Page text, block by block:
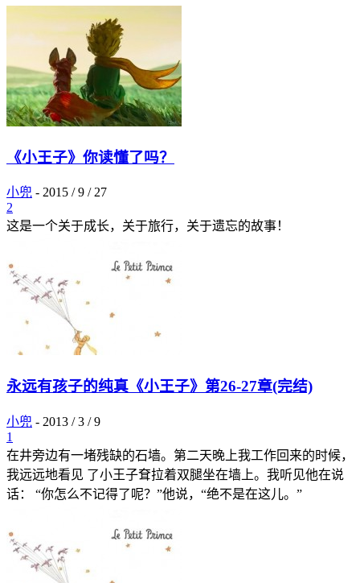
《小王子》你读懂了吗？
小兜 - 2015 / 9 / 27
2
这是一个关于成长，关于旅行，关于遗忘的故事！
永远有孩子的纯真《小王子》第26-27章(完结)
小兜 - 2013 / 3 / 9
1
在井旁边有一堵残缺的石墙。第二天晚上我工作回来的时候，
我远远地看见 了小王子耷拉着双腿坐在墙上。我听见他在说
话： “你怎么不记得了呢？”他说，“绝不是在这儿。”